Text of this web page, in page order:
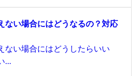
ない場合にはどうなるの？対応
ない場合にはどうしたらいい
...